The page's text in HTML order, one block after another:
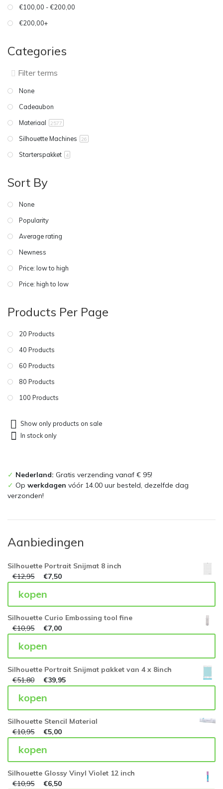
€100,00 - €200,00
€200,00+
Categories
None
Cadeaubon
Materiaal
2577
Silhouette Machines 26
Starterspakket 4
Sort By
None
Popularity
Average rating
Newness
Price: low to high
Price: high to low
Products Per Page
20 Products
40 Products
60 Products
80 Products
100 Products
Show only products on sale
In stock only
✓ Nederland: Gratis verzending vanaf € 95!
✓ Op werkdagen vóór 14.00 uur besteld, dezelfde dag
verzonden!
Aanbiedingen
Silhouette Portrait Snijmat 8 inch
€12,95 €7,50
kopen
Silhouette Curio Embossing tool fine
€10,95 €7,00
kopen
Silhouette Portrait Snijmat pakket van 4 x 8inch
€51,80 €39,95
kopen
Silhouette Stencil Material
€10,95 €5,00
kopen
Silhouette Glossy Vinyl Violet 12 inch
€10,95 €6,50